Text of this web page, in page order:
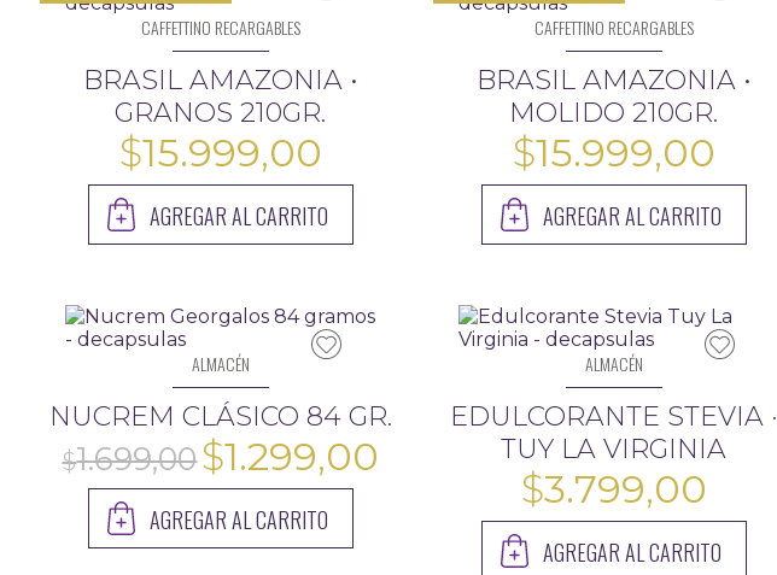
CAFFETTINO RECARGABLES
BRASIL AMAZONIA •
GRANOS 210GR.
$15.999,00
AGREGAR AL CARRITO
CAFFETTINO RECARGABLES
BRASIL AMAZONIA •
MOLIDO 210GR.
$15.999,00
AGREGAR AL CARRITO
ALMACÉN
NUCREM CLÁSICO 84 GR.
El
precio
original
$1.299,00
AGREGAR AL CARRITO
ALMACÉN
EDULCORANTE STEVIA ·
TUY LA VIRGINIA
$3.799,00
AGREGAR AL CARRITO